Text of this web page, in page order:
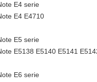
E4 serie
E4 E4710
E5 serie
E5138 E5140 E5141
E6 serie